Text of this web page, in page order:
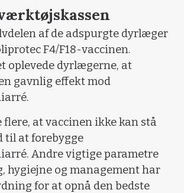
af de adspurgte dyrlæger
F4/F18-vaccinen.
oplevede dyrlægerne, at
gavnlig effekt mod
flere, at vaccinen ikke kan stå
til at forebygge
Andre vigtige parametre
hygiejne og management har
for at opnå den bedste